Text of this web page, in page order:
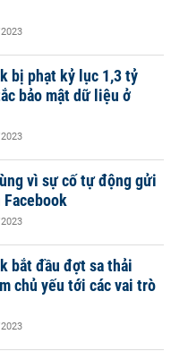
bị phạt kỷ lục 1,3 tỷ
bảo mật dữ liệu ở
vì sự cố tự động gửi
bắt đầu đợt sa thải
chủ yếu tới các vai trò